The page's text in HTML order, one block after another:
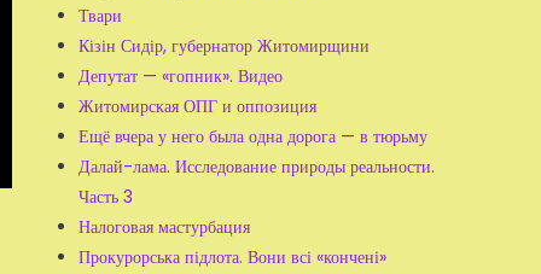
Твари
Кізін Сидір, губернатор Житомирщини
Депутат — «гопник». Видео
Житомирская ОПГ и оппозиция
Ещё вчера у него была одна дорога — в тюрьму
Далай-лама. Исследование природы реальности.
Часть 3
Налоговая мастурбация
Прокурорська підлота. Вони всі «кончені»